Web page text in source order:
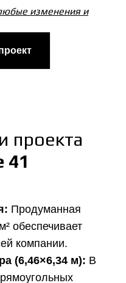
изменения и
проекта
41
Продуманная
обеспечивает
компании.
(6,46×6,34 м): В